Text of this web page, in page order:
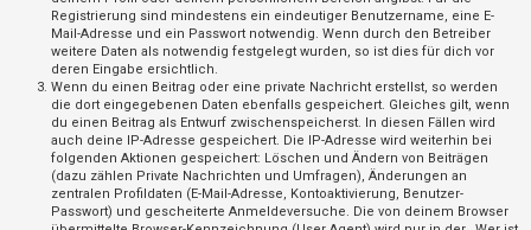
Registrierung sind mindestens ein eindeutiger Benutzername, eine E-
Mail-Adresse und ein Passwort notwendig. Wenn durch den Betreiber
weitere Daten als notwendig festgelegt wurden, so ist dies für dich vor
deren Eingabe ersichtlich.
Wenn du einen Beitrag oder eine private Nachricht erstellst, so werden
die dort eingegebenen Daten ebenfalls gespeichert. Gleiches gilt, wenn
du einen Beitrag als Entwurf zwischenspeicherst. In diesen Fällen wird
auch deine IP-Adresse gespeichert. Die IP-Adresse wird weiterhin bei
folgenden Aktionen gespeichert: Löschen und Ändern von Beiträgen
(dazu zählen Private Nachrichten und Umfragen), Änderungen an
zentralen Profildaten (E-Mail-Adresse, Kontoaktivierung, Benutzer-
Passwort) und gescheiterte Anmeldeversuche. Die von deinem Browser